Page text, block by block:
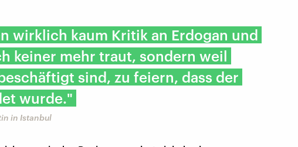
wirklich kaum Kritik an Erdogan und
keiner mehr traut, sondern weil
sind, zu feiern, dass der
wurde."
in Istanbul